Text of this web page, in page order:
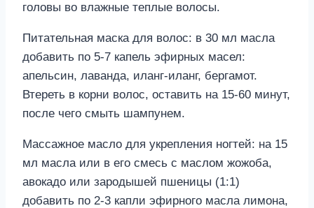
головы во влажные теплые волосы.
Питательная маска для волос: в 30 мл масла
добавить по 5-7 капель эфирных масел:
апельсин, лаванда, иланг-иланг, бергамот.
Втереть в корни волос, оставить на 15-60 минут,
после чего смыть шампунем.
Массажное масло для укрепления ногтей: на 15
мл масла или в его смесь с маслом жожоба,
авокадо или зародышей пшеницы (1:1)
добавить по 2-3 капли эфирного масла лимона,